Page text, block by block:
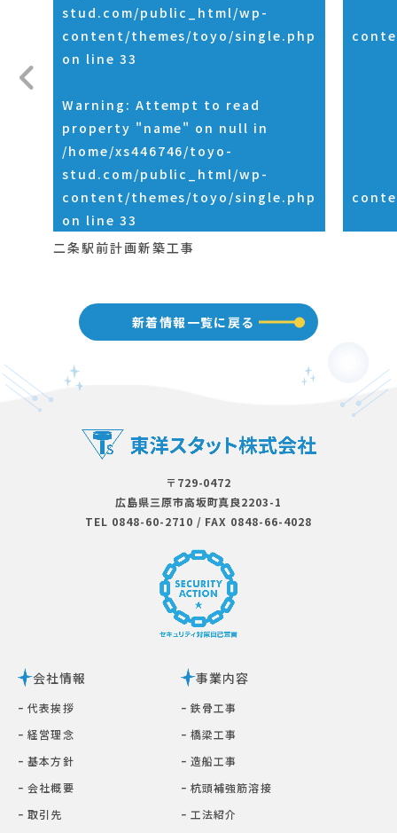
stud.com/public_html/wp-
content/themes/toyo/single.php
on line 33
Warning : Attempt to read
property "name" on null in
/home/xs446746/toyo-
stud.com/public_html/wp-
content/themes/toyo/single.php
on line 33
二条駅前計画新築工事
新着情報一覧に戻る
〒729-0472
広島県三原市⾼坂町真良2203-1
TEL 0848-60-2710 / FAX 0848-66-4028
会社情報
ｰ 代表挨拶
ｰ 経営理念
ｰ 基本⽅針
ｰ 会社概要
ｰ 取引先
事業内容
ｰ 鉄⾻⼯事
ｰ 橋梁⼯事
ｰ 造船工事
ｰ 杭頭補強筋溶接
ｰ ⼯法紹介